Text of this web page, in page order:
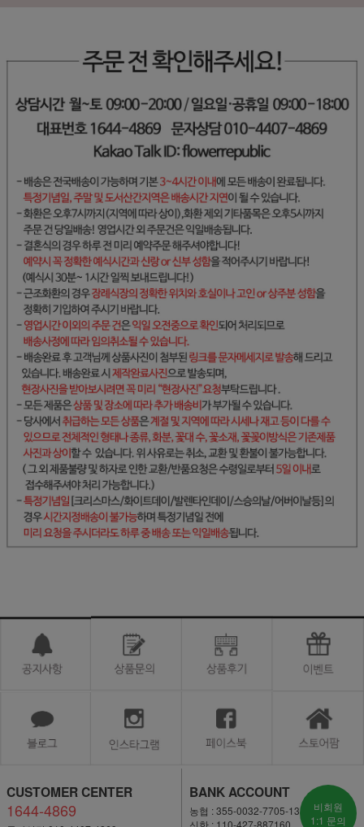
CUSTOMER CENTER
1644-4869
BANK ACCOUNT
농협 : 355-0032-7705-13
신한 : 110-427-887160
비회원
1:1 문의